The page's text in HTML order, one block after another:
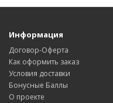
Информация
Договор-Оферта
Как оформить заказ
Условия доставки
Бонусные Баллы
О проекте